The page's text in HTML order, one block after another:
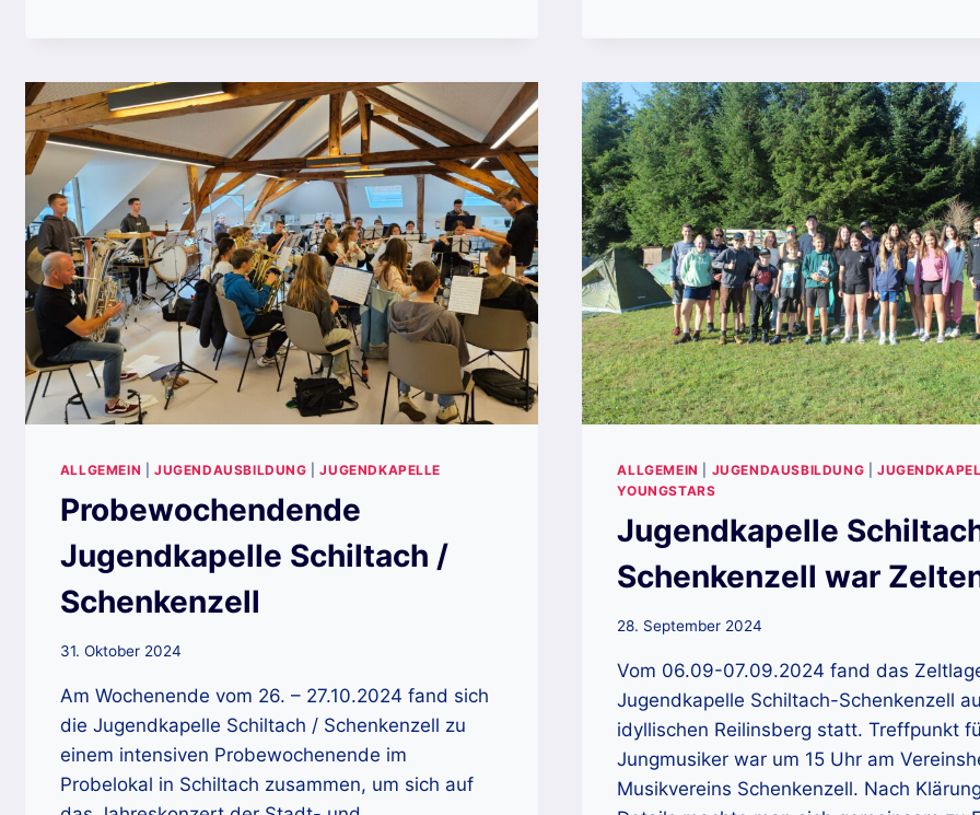
SCHLITTSCHUHLAUFEN
ALLGEMEIN |JUGENDAUSBILDUNG |JUGENDKAPELLE
Probewochendende
Jugendkapelle Schiltach /
Schenkenzell
31. Oktober 2024
Am Wochenende vom 26. – 27.10.2024 fand sich
die Jugendkapelle Schiltach / Schenkenzell zu
einem intensiven Probewochenende im
Probelokal in Schiltach zusammen, um sich auf
ALLGEMEIN JUGENDAUSBILDUNG
YOUNGSTARS
Jugendkapelle
Schenkenzell war
28. September 2024
Vom 06.09-07.09.2024 fand das
Jugendkapelle Schiltach-Schenkenzell
idyllischen Reilinsberg statt. Treffpunkt
Jungmusiker war um 15 Uhr am
Musikvereins Schenkenzell. Nach